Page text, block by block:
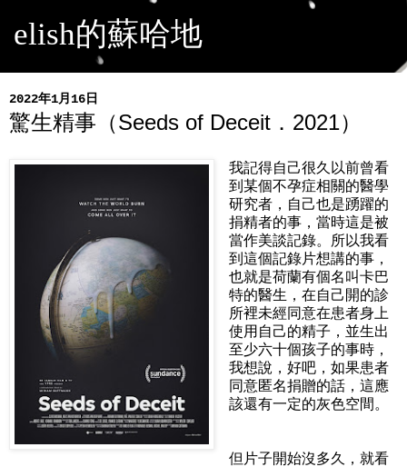
elish的蘇哈地
2022年1月16日
驚生精事（Seeds of Deceit．2021）
我記得自己很久以前曾看
到某個不孕症相關的醫學
研究者，自己也是踴躍的
捐精者的事，當時這是被
當作美談記錄。所以我看
到這個記錄片想講的事，
也就是荷蘭有個名叫卡巴
特的醫生，在自己開的診
所裡未經同意在患者身上
使用自己的精子，並生出
至少六十個孩子的事時，
我想說，好吧，如果患者
同意匿名捐贈的話，這應
該還有一定的灰色空間。
但片子開始沒多久，就看